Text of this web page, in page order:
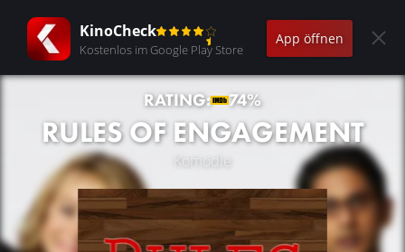
KinoCheck
Kostenlos im Google Play Store
App öffnen
RATING: 74%
RULES OF ENGAGEMENT
Komödie